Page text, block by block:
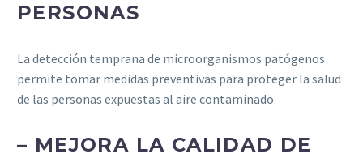
PERSONAS
La detección temprana de microorganismos patógenos
permite tomar medidas preventivas para proteger la salud
de las personas expuestas al aire contaminado.
– MEJORA LA CALIDAD DE